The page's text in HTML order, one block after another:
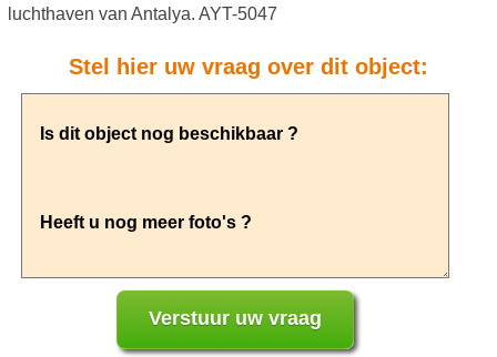
luchthaven van Antalya. AYT-5047
Stel hier uw vraag over dit object: